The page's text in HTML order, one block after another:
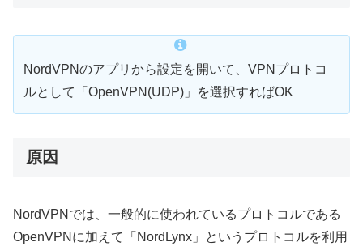
NordVPNのアプリから設定を開いて、VPNプロトコ
ルとして「OpenVPN(UDP)」を選択すればOK
原因
NordVPNでは、一般的に使われているプロトコルである
OpenVPNに加えて「NordLynx」というプロトコルを利用